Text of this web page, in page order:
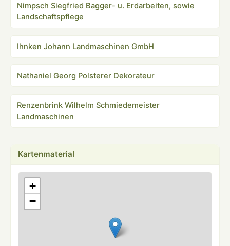
Nimpsch Siegfried Bagger- u. Erdarbeiten, sowie
Landschaftspflege
Ihnken Johann Landmaschinen GmbH
Nathaniel Georg Polsterer Dekorateur
Renzenbrink Wilhelm Schmiedemeister
Landmaschinen
Kartenmaterial
+
−